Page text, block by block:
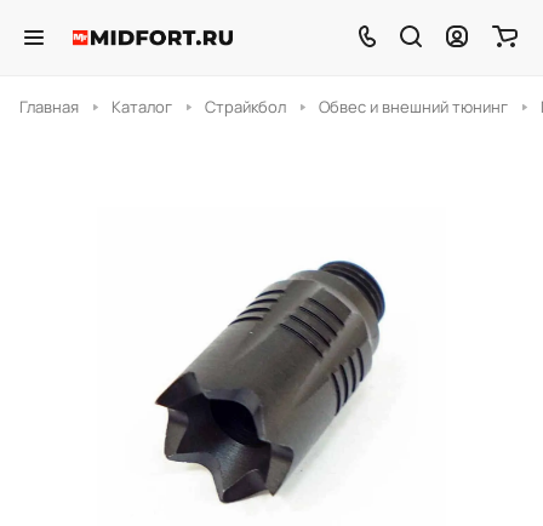
Главная Каталог Страйкбол Обвес и внешний тюнинг